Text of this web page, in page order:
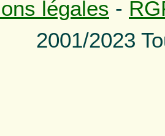
légales -
2001/2023